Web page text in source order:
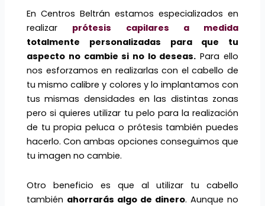
En Centros Beltrán estamos especializados en
realizar prótesis capilares a medida
totalmente personalizadas para que tu
aspecto no cambie si no lo deseas. Para ello
nos esforzamos en realizarlas con el cabello de
tu mismo calibre y colores y lo implantamos con
tus mismas densidades en las distintas zonas
pero si quieres utilizar tu pelo para la realización
de tu propia peluca o prótesis también puedes
hacerlo. Con ambas opciones conseguimos que
tu imagen no cambie.
Otro beneficio es que al utilizar tu cabello
también ahorrarás algo de dinero. Aunque no